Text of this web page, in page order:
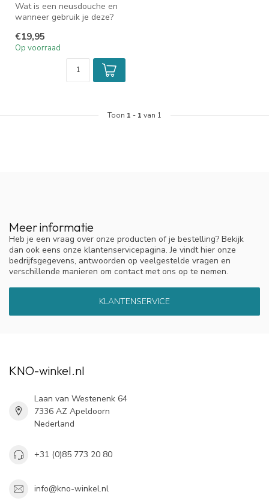
Wat is een neusdouche en
wanneer gebruik je deze?
een ...
€19,95
Op voorraad
Toon 1 - 1 van 1
Meer informatie
Heb je een vraag over onze producten of je bestelling? Bekijk
dan ook eens onze klantenservicepagina. Je vindt hier onze
bedrijfsgegevens, antwoorden op veelgestelde vragen en
verschillende manieren om contact met ons op te nemen.
KLANTENSERVICE
KNO-winkel.nl
Laan van Westenenk 64
7336 AZ Apeldoorn
Nederland
+31 (0)85 773 20 80
info@kno-winkel.nl